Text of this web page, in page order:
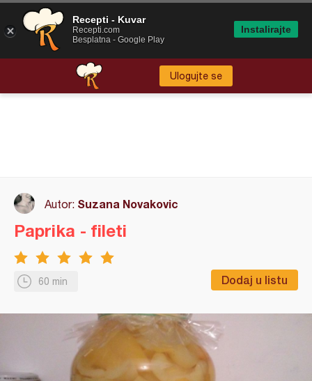
Ulogujte se
Autor: Suzana Novakovic
60 min Dodaj u listu
Paprika - fileti
Recepti - Kuvar
Recepti.com
Besplatna - Google Play
Instalirajte